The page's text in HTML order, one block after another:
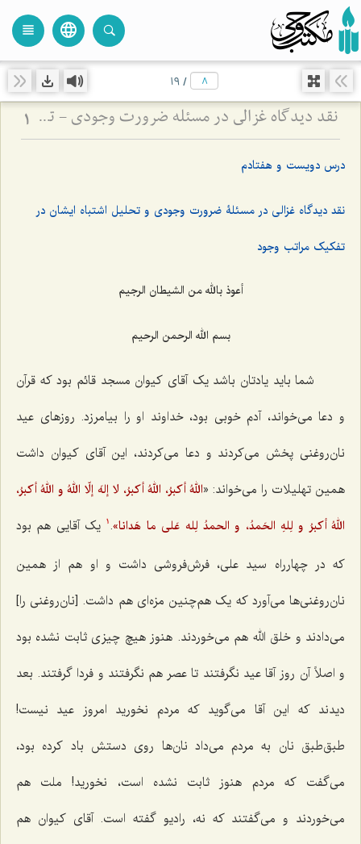
language
view_headline
/
19
نقد دیدگاه غزالی در مسئله ضرورت وجودی - تحلیل تفاوت مفهوم و مصداق در اثبات وجوب وجود 1
درس دویست و هفتادم
نقد دیدگاه غزالی در مسئلۀ ضرورت وجودی و تحلیل اشتباه ایشان در
تفکیک مراتب وجود
أعوذ بالله من الشیطان الرجیم
بسم الله الرحمن الرحیم
شما باید یادتان باشد یک آقای کیوان مسجد قائم بود که قرآن
و دعا می‌خواند، آدم خوبی بود، خداوند او را بیامرزد. روزهای عید
نان‌روغنی پخش می‌کردند و دعا می‌کردند، این آقای کیوان داشت
همین تهلیلات را می‌خواند: «اللهُ أکبرُ، اللهُ أکبرُ، لا إلهَ إلّا اللهُ و اللهُ أکبرُ،
اللهُ أکبرُ و لِلهِ الحَمدُ، و الحمدُ لِله عَلی ما هَدانا».
1
یک آقایی هم بود
که در چهارراه سید علی، فرش‌فروشی داشت و او هم از همین
نان‌روغنی‌ها می‌آورد که یک هم‌چنین مزه‌ای هم داشت. [نان‌روغنی را]
می‌دادند و خلق الله هم می‌خوردند. هنوز هیچ چیزی ثابت نشده بود
و اصلاً آن روز آقا عید نگرفتند تا عصر هم نگرفتند و فردا گرفتند. بعد
دیدند که این آقا می‌گوید که مردم نخورید امروز عید نیست!
طبق‌طبق نان به مردم می‌داد نان‌ها روی دستش باد کرده بود،
می‌گفت که مردم هنوز ثابت نشده است، نخورید! ملت هم
می‌خوردند و می‌گفتند که نه، رادیو گفته است. آقای کیوان هم